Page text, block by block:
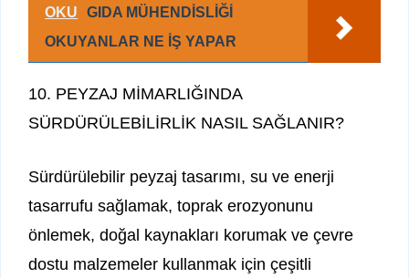
OKU
GIDA MÜHENDİSLİĞİ
OKUYANLAR NE İŞ YAPAR
10. PEYZAJ MİMARLIĞINDA
SÜRDÜRÜLEBİLİRLİK NASIL SAĞLANIR?
Sürdürülebilir peyzaj tasarımı, su ve enerji
tasarrufu sağlamak, toprak erozyonunu
önlemek, doğal kaynakları korumak ve çevre
dostu malzemeler kullanmak için çeşitli